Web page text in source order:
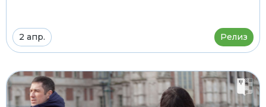
2 апр. Релиз